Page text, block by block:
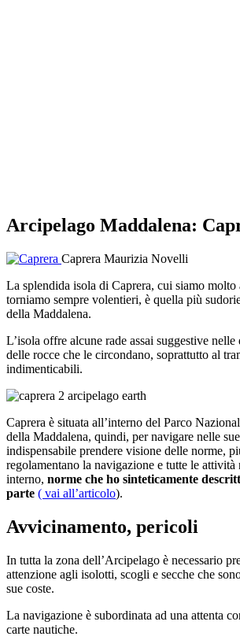
Arcipelago Maddalena:
Caprera Maurizia Novelli
La splendida isola di Caprera, cui siamo
torniamo sempre volentieri, è quella più
della Maddalena.
L’isola offre alcune rade assai suggestive
delle rocce che le circondano, soprattutto al
indimenticabili.
Caprera è situata all’interno del Parco
della Maddalena, quindi, per navigare nelle
indispensabile prendere visione delle norme,
regolamentano la navigazione e tutte le attività
interno, norme che ho sinteticamente
parte ( vai all’articolo).
Avvicinamento, pericoli
In tutta la zona dell’Arcipelago è necessario
attenzione agli isolotti, scogli e secche che
sue coste.
La navigazione è subordinata ad una attenta
carte nautiche.